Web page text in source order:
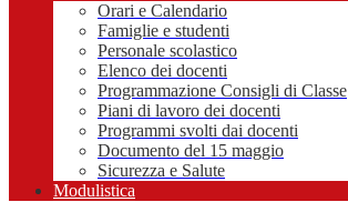
Orari e Calendario
Famiglie e studenti
Personale scolastico
Elenco dei docenti
Programmazione Consigli di Classe
Piani di lavoro dei docenti
Programmi svolti dai docenti
Documento del 15 maggio
Sicurezza e Salute
Modulistica